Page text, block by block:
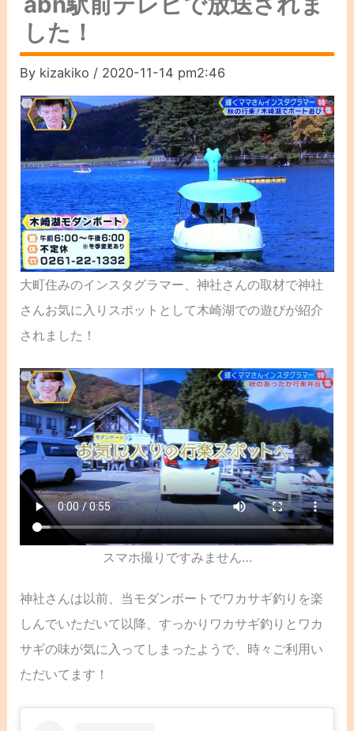
した！
By kizakiko / 2020-11-14 pm2:46
大町住みのインスタグラマー、神社さんの取材で神社
さんお気に入りスポットとして木崎湖での遊びが紹介
されました！
スマホ撮りですみません…
神社さんは以前、当モダンボートでワカサギ釣りを楽
しんでいただいて以降、すっかりワカサギ釣りとワカ
サギの味が気に入ってしまったようで、時々ご利用い
ただいてます！